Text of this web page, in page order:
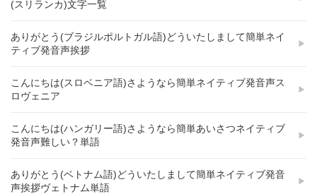
(スリランカ)文字一覧
ありがとう(ブラジルポルトガル語)どういたしまして簡単ネイ
ティブ発音声挨拶
こんにちは(スロベニア語)さようなら簡単ネイティブ発音声ス
ロヴェニア
こんにちは(ハンガリー語)さようなら簡単あいさつネイティブ
発音声難しい？単語
ありがとう(ベトナム語)どういたしまして簡単ネイティブ発音
声挨拶ヴェトナム単語